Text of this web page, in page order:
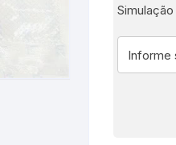
Brinquedo
Utilidades